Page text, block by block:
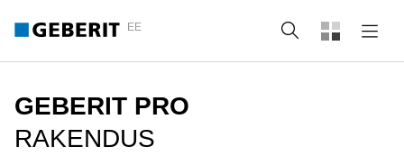
EE Otsing
GEBERIT PRO
RAKENDUS